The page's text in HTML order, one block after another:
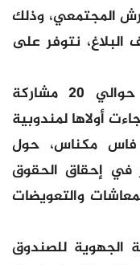
المجتمعي، وذلك
البلاغ، نتوفر على
في اللقاء، الذي عرف مشاركة حوالي 20 مشاركة
أولاها لمندوبية
مكناس، حول
في إحقاق الحقوق
والتعويضات
الجهوية للصندوق